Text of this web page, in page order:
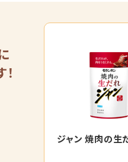
ジャン 焼肉の生